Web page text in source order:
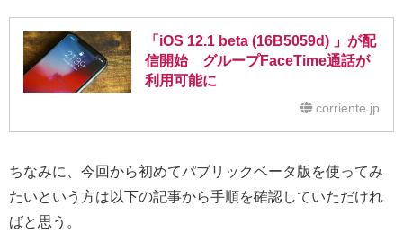
「iOS 12.1 beta (16B5059d) 」が配
信開始 グループFaceTime通話が
利用可能に
corriente.jp
ちなみに、今回から初めてパブリックベータ版を使ってみ
たいという方は以下の記事から手順を確認していただけれ
ばと思う。